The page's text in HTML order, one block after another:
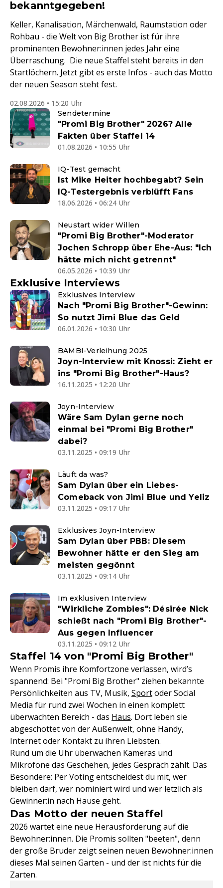
bekanntgegeben!
Keller, Kanalisation, Märchenwald, Raumstation oder
Rohbau - die Welt von Big Brother ist für ihre
prominenten Bewohner:innen jedes Jahr eine
Überraschung. Die neue Staffel steht bereits in den
Startlöchern. Jetzt gibt es erste Infos - auch das Motto
der neuen Season steht fest.
02.08.2026 • 15:20 Uhr
Sendetermine
"Promi Big Brother" 2026? Alle
Fakten über Staffel 14
01.08.2026 • 10:55 Uhr
IQ-Test gemacht
Ist Mike Heiter hochbegabt? Sein
IQ-Testergebnis verblüfft Fans
18.06.2026 • 06:24 Uhr
Neustart wider Willen
"Promi Big Brother"-Moderator
Jochen Schropp über Ehe-Aus: "Ich
hätte mich nicht getrennt"
06.05.2026 • 10:39 Uhr
Exklusive Interviews
Exklusives Interview
Nach "Promi Big Brother"-Gewinn:
So nutzt Jimi Blue das Geld
06.01.2026 • 10:30 Uhr
BAMBI-Verleihung 2025
Joyn-Interview mit Knossi: Zieht er
ins "Promi Big Brother"-Haus?
16.11.2025 • 12:20 Uhr
Joyn-Interview
Wäre Sam Dylan gerne noch
einmal bei "Promi Big Brother"
dabei?
03.11.2025 • 09:19 Uhr
Läuft da was?
Sam Dylan über ein Liebes-
Comeback von Jimi Blue und Yeliz
03.11.2025 • 09:17 Uhr
Exklusives Joyn-Interview
Sam Dylan über PBB: Diesem
Bewohner hätte er den Sieg am
meisten gegönnt
03.11.2025 • 09:14 Uhr
Im exklusiven Interview
"Wirkliche Zombies": Désirée Nick
schießt nach "Promi Big Brother"-
Aus gegen Influencer
03.11.2025 • 09:12 Uhr
Staffel 14 von "Promi Big Brother"
Wenn Promis ihre Komfortzone verlassen, wird’s
spannend: Bei "Promi Big Brother" ziehen bekannte
Persönlichkeiten aus TV, Musik, Sportoder Social
Media für rund zwei Wochen in einen komplett
überwachten Bereich - das Haus. Dort leben sie
abgeschottet von der Außenwelt, ohne Handy,
Internet oder Kontakt zu ihren Liebsten.
Rund um die Uhr überwachen Kameras und
Mikrofone das Geschehen, jedes Gespräch zählt. Das
Besondere: Per Voting entscheidest du mit, wer
bleiben darf, wer nominiert wird und wer letzlich als
Gewinner:in nach Hause geht.
Das Motto der neuen Staffel
2026 wartet eine neue Herausforderung auf die
Bewohner:innen. Die Promis sollten "beeten", denn
der große Bruder zeigt seinen neuen Bewohner:innen
dieses Mal seinen Garten - und der ist nichts für die
Zarten.